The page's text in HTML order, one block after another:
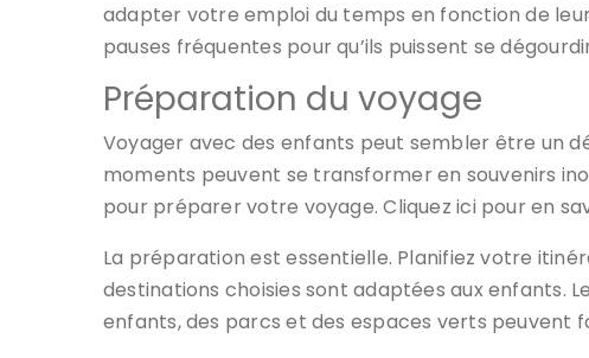
adapter votre emploi du temps en fonction de
pauses fréquentes pour qu’ils puissent se
Préparation du voyage
Voyager avec des enfants peut sembler être un
moments peuvent se transformer en souvenirs
pour préparer votre voyage. Cliquez ici pour en
La préparation est essentielle. Planifiez votre
destinations choisies sont adaptées aux enfants.
enfants, des parcs et des espaces verts peuvent